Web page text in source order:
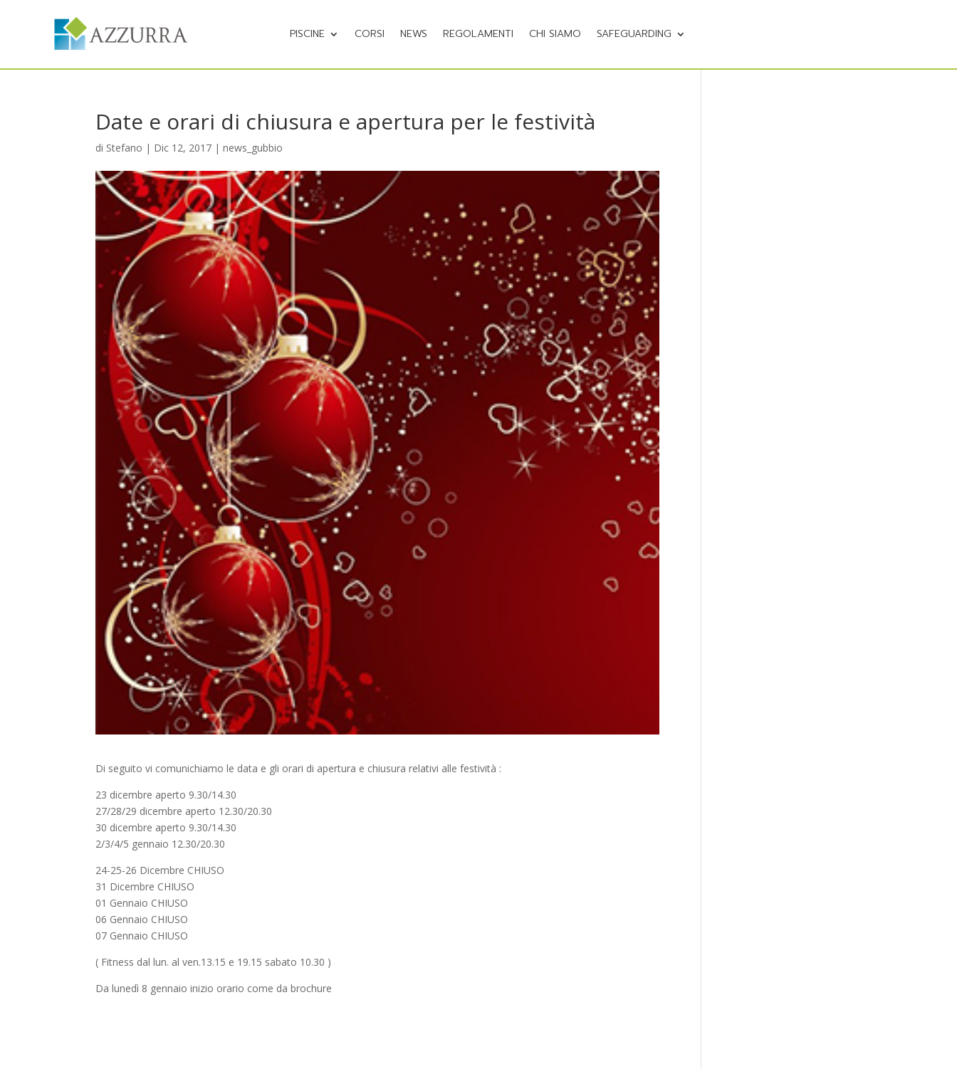
PISCINE CORSI NEWS REGOLAMENTI CHI SIAMO SAFEGUARDING
Date e orari di chiusura e apertura per le festività
di Stefano | Dic 12, 2017 |news_gubbio
Di seguito vi comunichiamo le data e gli orari di apertura e chiusura relativi alle festività :
23 dicembre aperto 9.30/14.30
27/28/29 dicembre aperto 12.30/20.30
30 dicembre aperto 9.30/14.30
2/3/4/5 gennaio 12.30/20.30
24-25-26 Dicembre CHIUSO
31 Dicembre CHIUSO
01 Gennaio CHIUSO
06 Gennaio CHIUSO
07 Gennaio CHIUSO
( Fitness dal lun. al ven.13.15 e 19.15 sabato 10.30 )
Da lunedì 8 gennaio inizio orario come da brochure